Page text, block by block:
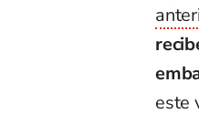
este